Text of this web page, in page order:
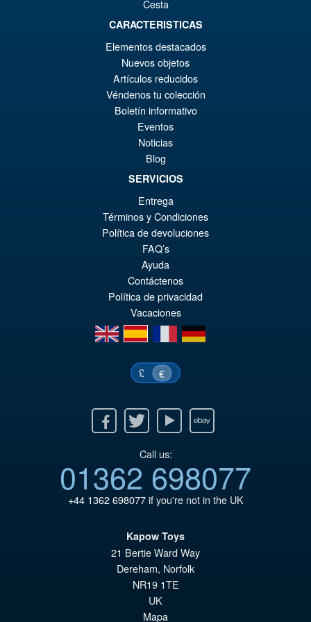
PRÉ COMMANDE
S.H.Figuarts Rebuild of
Evangelion Shinji Ikari Action
Figure
PRÉ COMMANDE
Cesta
CARACTERISTICAS
Elementos destacados
Nuevos objetos
Artículos reducidos
Véndenos tu colección
Boletín informativo
Eventos
Noticias
Blog
SERVICIOS
Entrega
Términos y Condiciones
Política de devoluciones
FAQ’s
Ayuda
Contáctenos
Política de privacidad
Vacaciones
en
es fr de
£ €
Twitter Youtube Ebay
Call us:
01362 698077
+44 1362 698077if you're not in the UK
Kapow Toys
21 Bertie Ward Way
Dereham, Norfolk
NR19 1TE
UK
Mapa